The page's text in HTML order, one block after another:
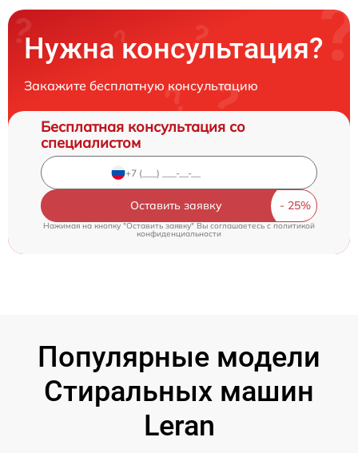
Нужна консультация?
Закажите бесплатную консультацию
Бесплатная консультация со
специалистом
Оставить заявку
Нажимая на кнопку "Оставить заявку" Вы соглашаетесь c политикой
конфиденциальности
Популярные модели
Стиральных машин
Leran